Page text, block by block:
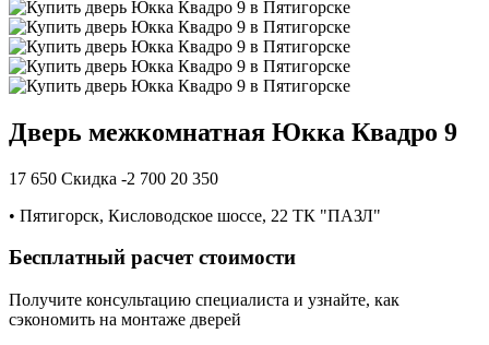
Дверь межкомнатная Юкка Квадро 9
17 650 Скидка -2 700 20 350
• Пятигорск, Кисловодское шоссе, 22 ТК "ПАЗЛ"
Бесплатный расчет стоимости
Получите консультацию специалиста и узнайте, как
сэкономить на монтаже дверей